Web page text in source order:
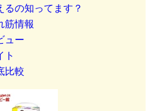
るの知ってます？
筋情報
ュー
ト
比較